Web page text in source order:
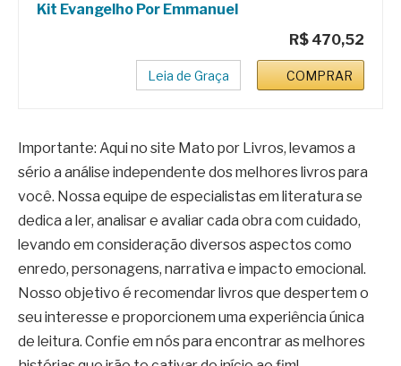
Kit Evangelho Por Emmanuel
R$ 470,52
Leia de Graça COMPRAR
Importante: Aqui no site Mato por Livros, levamos a
sério a análise independente dos melhores livros para
você. Nossa equipe de especialistas em literatura se
dedica a ler, analisar e avaliar cada obra com cuidado,
levando em consideração diversos aspectos como
enredo, personagens, narrativa e impacto emocional.
Nosso objetivo é recomendar livros que despertem o
seu interesse e proporcionem uma experiência única
de leitura. Confie em nós para encontrar as melhores